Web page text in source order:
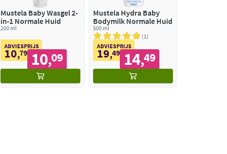
Mustela Baby Wasgel 2-
in-1 Normale Huid
200 ml
ADVIESPRIJS
10,79 10,09
Mustela Hydra Baby
Bodymilk Normale Huid
500 ml
1
ADVIESPRIJS
19,49 14,49